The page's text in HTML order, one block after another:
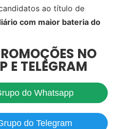
ao título de
com maior bateria do
NO
E TELEGRAM
do Whatsapp
do Telegram